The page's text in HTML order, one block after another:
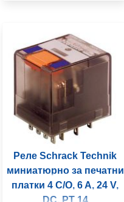
Реле Schrack Technik
миниатюрно за печатни
платки 4 C/O, 6 A, 24 V,
DC, PT 14